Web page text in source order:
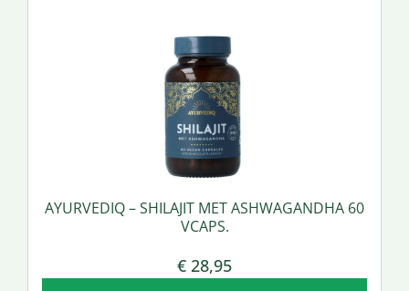
AYURVEDIQ – SHILAJIT MET ASHWAGANDHA 60
VCAPS.
€ 28,95